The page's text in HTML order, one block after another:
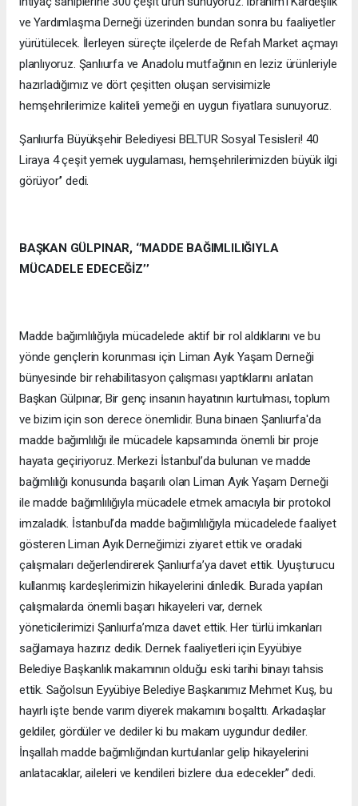
ve Yardımlaşma Derneği üzerinden bundan sonra bu faaliyetler
yürütülecek. İlerleyen süreçte ilçelerde de Refah Market açmayı
planlıyoruz. Şanlıurfa ve Anadolu mutfağının en leziz ürünleriyle
hazırladığımız ve dört çeşitten oluşan servisimizle
hemşehrilerimize kaliteli yemeği en uygun fiyatlara sunuyoruz.
Şanlıurfa Büyükşehir Belediyesi BELTUR Sosyal Tesisleri! 40
Liraya 4 çeşit yemek uygulaması, hemşehrilerimizden büyük ilgi
görüyor’’ dedi.
BAŞKAN GÜLPINAR, ‘’MADDE BAĞIMLILIĞIYLA
MÜCADELE EDECEĞİZ’’
Madde bağımlılığıyla mücadelede aktif bir rol aldıklarını ve bu
yönde gençlerin korunması için Liman Ayık Yaşam Derneği
bünyesinde bir rehabilitasyon çalışması yaptıklarını anlatan
Başkan Gülpınar, Bir genç insanın hayatının kurtulması, toplum
ve bizim için son derece önemlidir. Buna binaen Şanlıurfa'da
madde bağımlılığı ile mücadele kapsamında önemli bir proje
hayata geçiriyoruz. Merkezi İstanbul’da bulunan ve madde
bağımlılığı konusunda başarılı olan Liman Ayık Yaşam Derneği
ile madde bağımlılığıyla mücadele etmek amacıyla bir protokol
imzaladık. İstanbul’da madde bağımlılığıyla mücadelede faaliyet
gösteren Liman Ayık Derneğimizi ziyaret ettik ve oradaki
çalışmaları değerlendirerek Şanlıurfa’ya davet ettik. Uyuşturucu
kullanmış kardeşlerimizin hikayelerini dinledik. Burada yapılan
çalışmalarda önemli başarı hikayeleri var, dernek
yöneticilerimizi Şanlıurfa’mıza davet ettik. Her türlü imkanları
sağlamaya hazırız dedik. Dernek faaliyetleri için Eyyübiye
Belediye Başkanlık makamının olduğu eski tarihi binayı tahsis
ettik. Sağolsun Eyyübiye Belediye Başkanımız Mehmet Kuş, bu
hayırlı işte bende varım diyerek makamını boşalttı. Arkadaşlar
geldiler, gördüler ve dediler ki bu makam uygundur dediler.
İnşallah madde bağımlığından kurtulanlar gelip hikayelerini
anlatacaklar, aileleri ve kendileri bizlere dua edecekler’’ dedi.